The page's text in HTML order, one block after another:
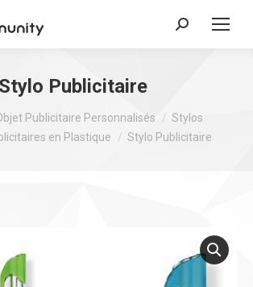
Search:
Stylo Publicitaire
Publicitaire Personnalisés
Stylos
en Plastique
Stylo Publicitaire